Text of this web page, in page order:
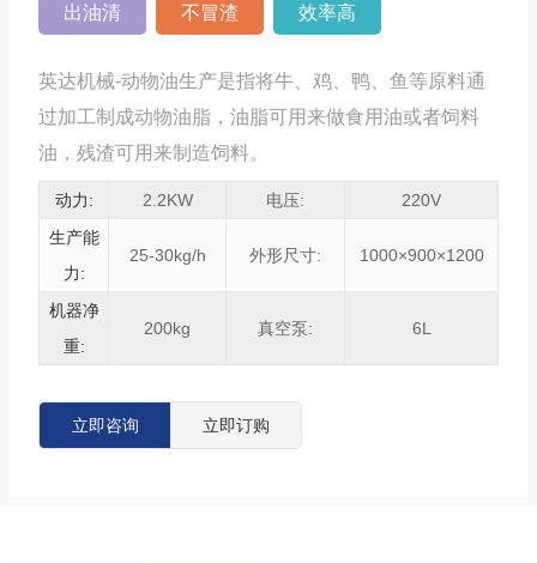
出油清 不冒渣 效率高
​英达机械-动物油生产是指将牛、鸡、鸭、鱼等原料通
过加工制成动物油脂，油脂可用来做食用油或者饲料
油，残渣可用来制造饲料。
动力: 2.2KW 电压:
220V
生产能
力:
25-30kg/h 外形尺寸: 1000×900×1200
机器净
重:
200kg 真空泵: 6L
立即咨询 立即订购